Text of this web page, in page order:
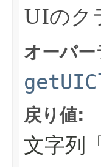
UIのク
オーバ
戻り値:
文字列